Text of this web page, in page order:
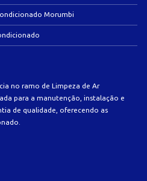
Morumbi
no ramo de Limpeza de Ar
para a manutenção, instalação e
de qualidade, oferecendo as